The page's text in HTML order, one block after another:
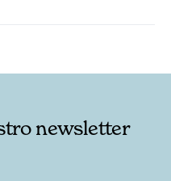
newsletter